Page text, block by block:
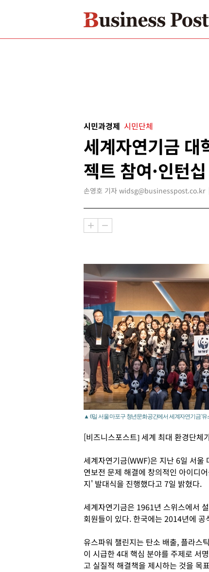
시민과경제 시민단체
세계자연기금 대
젝트 참여·인턴
손영호 기자 widsg@businesspost.co.kr
▲ 6일 서울 마포구 청년문화공간에서 세계자연기금 '
[비즈니스포스트] 세계 최대 환경단체
세계자연기금(WWF)은 지난 6일 서울
연보전 문제 해결에 창의적인 아이디
지' 발대식을 진행했다고 7일 밝혔다.
세계자연기금은 1961년 스위스에서
회원들이 있다. 한국에는 2014년에
유스파워 챌린지는 탄소 배출, 플라스
이 시급한 4대 핵심 분야를 주제로 서
고 실질적 해결책을 제시하는 것을 목